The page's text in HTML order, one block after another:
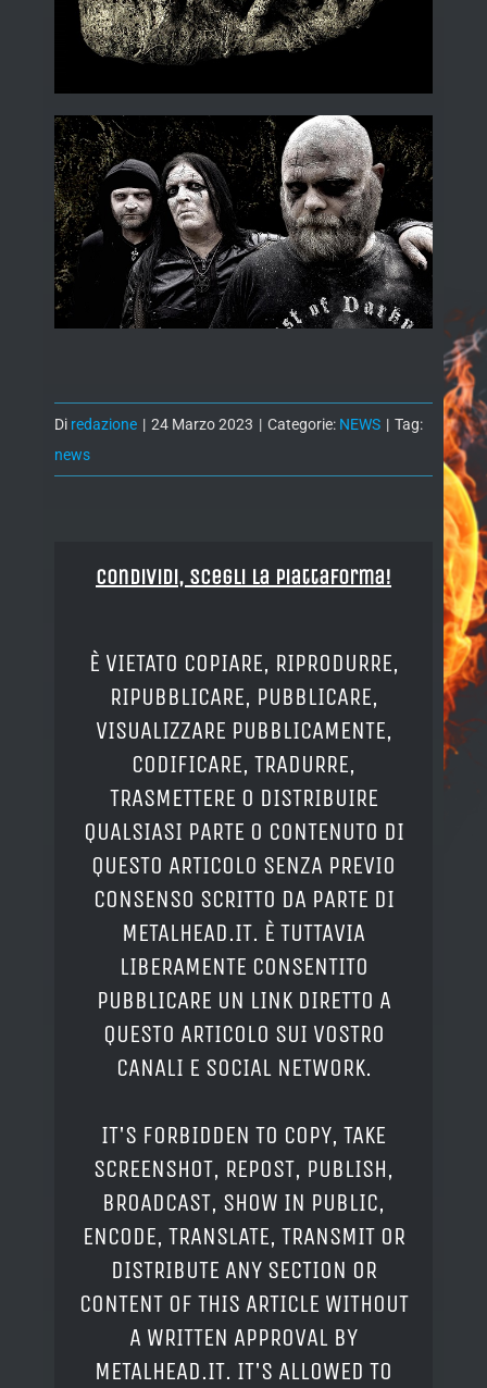
Di redazione | 24 Marzo 2023 | Categorie: NEWS | Tag:
news
Condividi, Scegli la piattaforma!
È VIETATO COPIARE, RIPRODURRE,
RIPUBBLICARE, PUBBLICARE,
VISUALIZZARE PUBBLICAMENTE,
CODIFICARE, TRADURRE,
TRASMETTERE O DISTRIBUIRE
QUALSIASI PARTE O CONTENUTO DI
QUESTO ARTICOLO SENZA PREVIO
CONSENSO SCRITTO DA PARTE DI
METALHEAD.IT. È TUTTAVIA
LIBERAMENTE CONSENTITO
PUBBLICARE UN LINK DIRETTO A
QUESTO ARTICOLO SUI VOSTRO
CANALI E SOCIAL NETWORK.
IT'S FORBIDDEN TO COPY, TAKE
SCREENSHOT, REPOST, PUBLISH,
BROADCAST, SHOW IN PUBLIC,
ENCODE, TRANSLATE, TRANSMIT OR
DISTRIBUTE ANY SECTION OR
CONTENT OF THIS ARTICLE WITHOUT
A WRITTEN APPROVAL BY
METALHEAD.IT. IT'S ALLOWED TO